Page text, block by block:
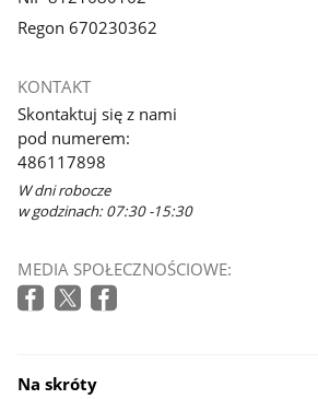
Regon 670230362
KONTAKT
Skontaktuj się z nami
pod numerem:
486117898
W dni robocze
w godzinach: 07:30 -15:30
MEDIA SPOŁECZNOŚCIOWE:
Na skróty